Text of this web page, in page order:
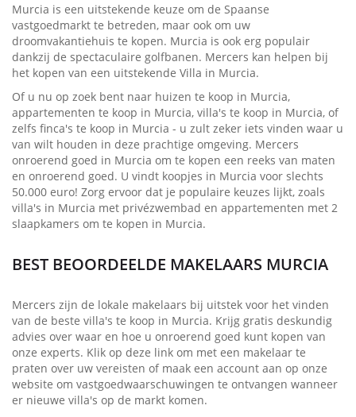
Murcia is een uitstekende keuze om de Spaanse
vastgoedmarkt te betreden, maar ook om uw
droomvakantiehuis te kopen. Murcia is ook erg populair
dankzij de spectaculaire golfbanen. Mercers kan helpen bij
het kopen van een uitstekende Villa in Murcia.
Of u nu op zoek bent naar huizen te koop in Murcia,
appartementen te koop in Murcia, villa's te koop in Murcia, of
zelfs finca's te koop in Murcia - u zult zeker iets vinden waar u
van wilt houden in deze prachtige omgeving. Mercers
onroerend goed in Murcia om te kopen een reeks van maten
en onroerend goed. U vindt koopjes in Murcia voor slechts
50.000 euro! Zorg ervoor dat je populaire keuzes lijkt, zoals
villa's in Murcia met privézwembad en appartementen met 2
slaapkamers om te kopen in Murcia.
BEST BEOORDEELDE MAKELAARS MURCIA
Mercers zijn de lokale makelaars bij uitstek voor het vinden
van de beste villa's te koop in Murcia. Krijg gratis deskundig
advies over waar en hoe u onroerend goed kunt kopen van
onze experts. Klik op deze link om met een makelaar te
praten over uw vereisten of maak een account aan op onze
website om vastgoedwaarschuwingen te ontvangen wanneer
er nieuwe villa's op de markt komen.